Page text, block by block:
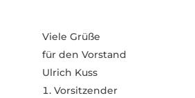
Viele Grüße
für den Vorstand
Ulrich Kuss
Vorsit­zender